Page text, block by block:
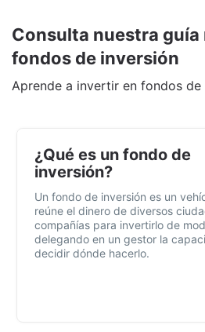
Consulta nuestra guía
fondos de inversión
Aprende a invertir en fondos de
¿Qué es un fondo de
inversión?
Un fondo de inversión es un
reúne el dinero de diversos
compañías para invertirlo de
delegando en un gestor la
decidir dónde hacerlo.